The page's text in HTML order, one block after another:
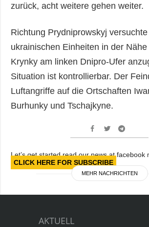
zurück, acht weitere gehen weiter.
Richtung Prydniprowskyj
ukrainischen Einheiten in der
Krynky am linken Dnipro-Ufer
Situation ist kontrollierbar. Der
Luftangriffe auf die Ortschaften
Burhunky und Tschajkyne.
Let’s get started read our news at facebook
CLICK HERE FOR SUBSCRIBE
MEHR NACHRICHTEN
AKTUELL